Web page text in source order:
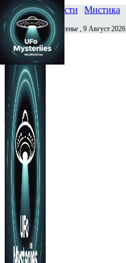
Главная Новости Мистика
Сегодня Воскресенье , 9 Август 2026